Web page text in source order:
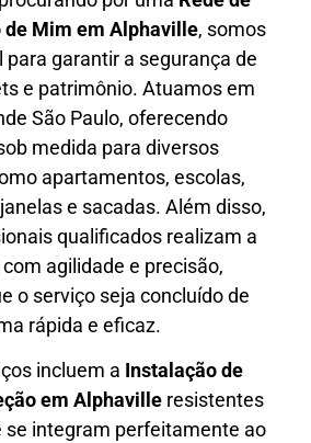
de Mim em Alphaville, somos
para garantir a segurança de
e patrimônio. Atuamos em
São Paulo, oferecendo
medida para diversos
apartamentos, escolas,
e sacadas. Além disso,
qualificados realizam a
agilidade e precisão,
o serviço seja concluído de
rápida e eficaz.
incluem a Instalação de
em Alphavilleresistentes
se integram perfeitamente ao